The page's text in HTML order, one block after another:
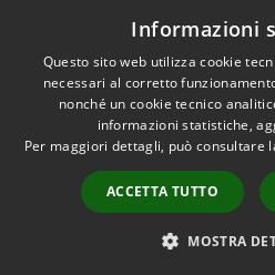
Dichiarazione di accessibilità
Accessibilità
Informazioni
Questo sito web utilizza cookie
necessari al corretto
nonché un cookie tecnico
informazioni statistiche,
Per maggiori dettagli, può consultare
ACCETTA TUTTO
MOSTRA